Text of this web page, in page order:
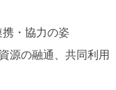
・協力の姿
源の融通、共同利用